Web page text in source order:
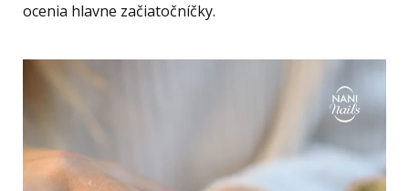
ocenia hlavne začiatočníčky.